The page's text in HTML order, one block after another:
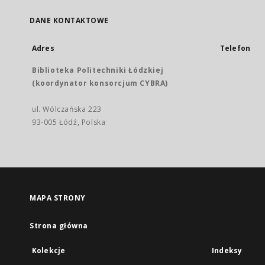
DANE KONTAKTOWE
Adres
Biblioteka Politechniki Łódzkiej
(koordynator konsorcjum CYBRA)
ul. Wólczańska 223
93-005 Łódź, Polska
Telefon
MAPA STRONY
Strona główna
Kolekcje Indeksy